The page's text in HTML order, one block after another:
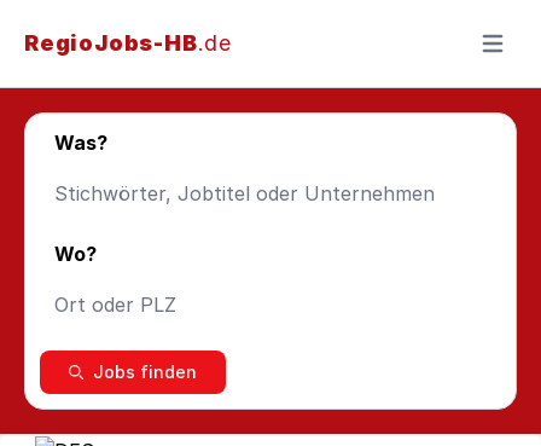
RegioJobs-HB.de Menü
Was?
Wo?
Jobs finden